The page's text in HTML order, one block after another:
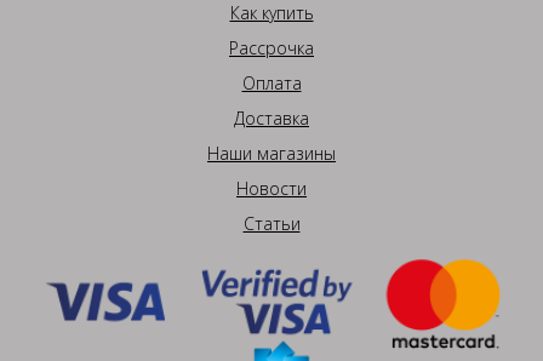
Как купить
Рассрочка
Оплата
Доставка
Наши магазины
Новости
Статьи